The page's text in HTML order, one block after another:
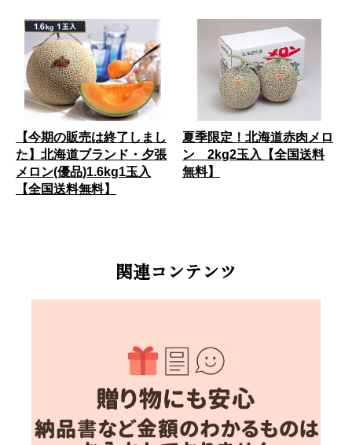
【今期の販売は終了しまし
た】北海道ブランド・夕張
メロン(優品)1.6kg1玉入
【全国送料無料】
夏季限定！北海道赤肉メロ
ン 2kg2玉入【全国送料
無料】
関連コンテンツ